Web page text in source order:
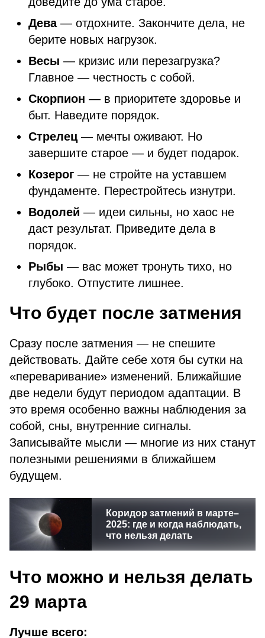
Дева— отдохните. Закончите дела, не
берите новых нагрузок.
Весы — кризис или перезагрузка?
Главное — честность с собой.
Скорпион — в приоритете здоровье и
быт. Наведите порядок.
Стрелец— мечты оживают. Но
завершите старое — и будет подарок.
Козерог — не стройте на уставшем
фундаменте. Перестройтесь изнутри.
Водолей — идеи сильны, но хаос не
даст результат. Приведите дела в
порядок.
Рыбы — вас может тронуть тихо, но
глубоко. Отпустите лишнее.
Что будет после затмения
Сразу после затмения — не спешите
действовать. Дайте себе хотя бы сутки на
«переваривание» изменений. Ближайшие
две недели будут периодом адаптации. В
это время особенно важны наблюдения за
собой, сны, внутренние сигналы.
Записывайте мысли — многие из них станут
полезными решениями в ближайшем
будущем.
Коридор затмений в марте–
2025: где и когда наблюдать,
что нельзя делать
Что можно и нельзя делать
29 марта
Лучше всего: